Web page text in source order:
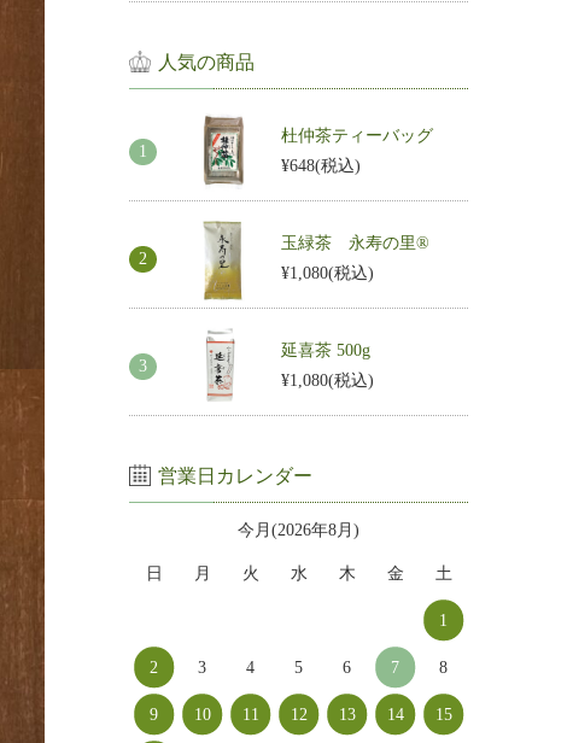
人気の商品
杜仲茶ティーバッグ
¥648(税込)
玉緑茶 永寿の里®
¥1,080(税込)
延喜茶 500g
¥1,080(税込)
営業日カレンダー
今月(2026年8月)
日 月 火 水 木 金 土
1
2 3 4 5 6 7 8
9 10 11 12 13 14 15